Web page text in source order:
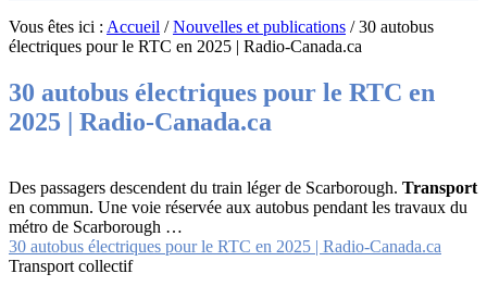
Vous êtes ici : Accueil /Nouvelles et publications /30 autobus
électriques pour le RTC en 2025 | Radio-Canada.ca
30 autobus électriques pour le RTC en
2025 | Radio-Canada.ca
Des passagers descendent du train léger de Scarborough. Transport
en commun. Une voie réservée aux autobus pendant les travaux du
métro de Scarborough …
30 autobus électriques pour le RTC en 2025 | Radio-Canada.ca
Transport collectif